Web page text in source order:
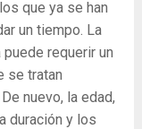
que ya se han
un tiempo. La
requerir un
se tratan
nuevo, la edad,
duración y los